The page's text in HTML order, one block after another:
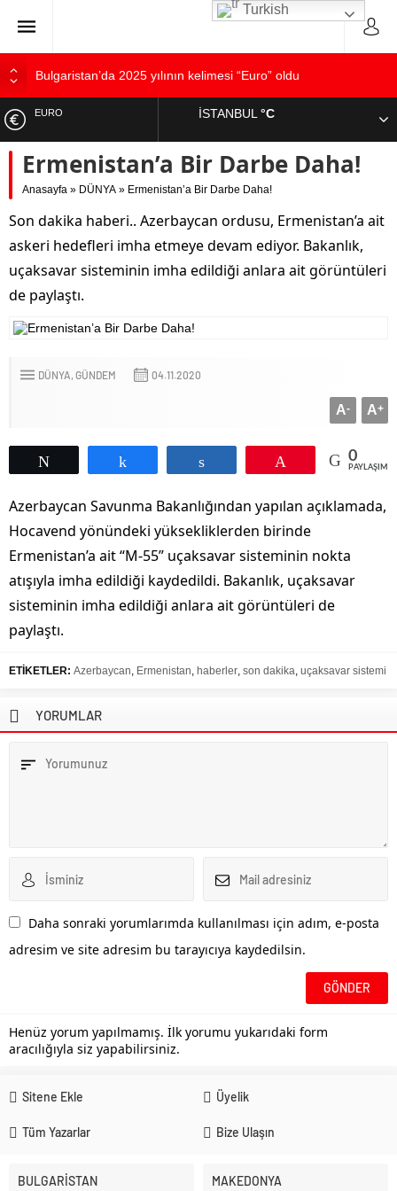
Bulgaristan’da 2025 yılının kelimesi “Euro” oldu
Bulgaristan’dan İspanya’ya destek
Bulgaristan’da hükümet kurma sürecinde son deneme
Bulgaristan’da Emeklilikten Sonra Çalışan Sayısı Artıyor
EURO İSTANBUL°C
Ermenistan’a Bir Darbe Daha!
Anasayfa » DÜNYA » Ermenistan’a Bir Darbe Daha!
Son dakika haberi.. Azerbaycan ordusu, Ermenistan’a ait
askeri hedefleri imha etmeye devam ediyor. Bakanlık,
uçaksavar sisteminin imha edildiği anlara ait görüntüleri
de paylaştı.
DÜNYA GÜNDEM 04.11.2020
A+
A-
0
Azerbaycan Savunma Bakanlığından yapılan açıklamada,
Hocavend yönündeki yüksekliklerden birinde
Ermenistan’a ait “M-55” uçaksavar sisteminin nokta
atışıyla imha edildiği kaydedildi. Bakanlık, uçaksavar
sisteminin imha edildiği anlara ait görüntüleri de
paylaştı.
ETİKETLER: Azerbaycan, Ermenistan, haberler, son dakika, uçaksavar sistemi
YORUMLAR
Daha sonraki yorumlarımda kullanılması için adım, e-posta
adresim ve site adresim bu tarayıcıya kaydedilsin.
Henüz yorum yapılmamış. İlk yorumu yukarıdaki form
aracılığıyla siz yapabilirsiniz.
Sitene Ekle Üyelik
Tüm Yazarlar Bize Ulaşın
BULGARİSTAN MAKEDONYA
Turkish